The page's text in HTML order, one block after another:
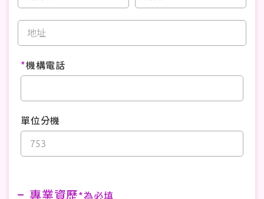
*機構電話
單位分機
專業資歷*為必填